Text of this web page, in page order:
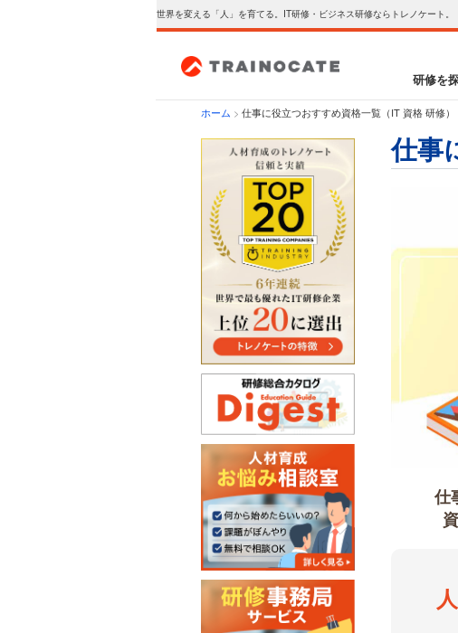
世界を変える「人」を育てる。IT研修・ビジネス研修ならトレノケート。
研修を
ホーム > 仕事に役立つおすすめ資格一覧（IT 資格 研修）
仕事
仕